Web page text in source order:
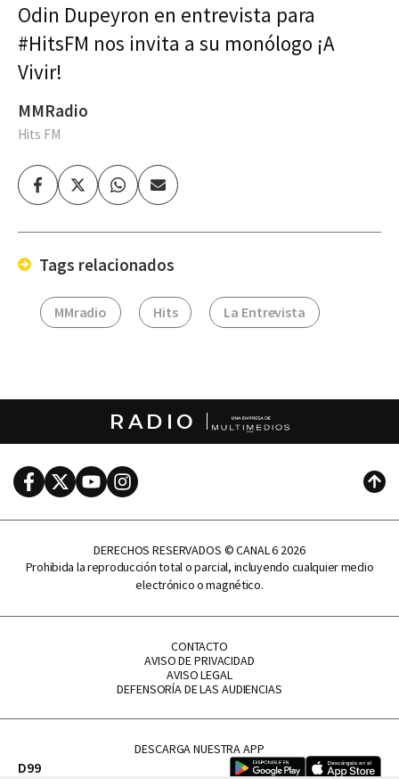
Odin Dupeyron en entrevista para
#HitsFM nos invita a su monólogo ¡A
Vivir!
MMRadio
Hits FM
FacebookTwitterWhatsapp
Enviar
por
Tags relacionados
MMradio Hits La Entrevista
RADIO
FacebookTwitterYoutubeInstagram
DERECHOS RESERVADOS © CANAL 6 2026
Prohibida la reproducción total o parcial, incluyendo cualquier medio
electrónico o magnético.
CONTACTO
AVISO DE PRIVACIDAD
AVISO LEGAL
DEFENSORÍA DE LAS AUDIENCIAS
DESCARGA NUESTRA APP
D99